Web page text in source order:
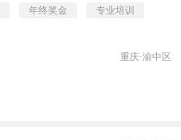
年终奖金
专业培训
重庆·渝中区